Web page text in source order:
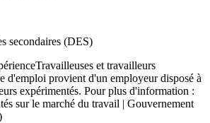
secondaires (DES)
et travailleurs
d'emploi provient d'un employeur disposé à
expérimentés. Pour plus d'information :
sur le marché du travail | Gouvernement